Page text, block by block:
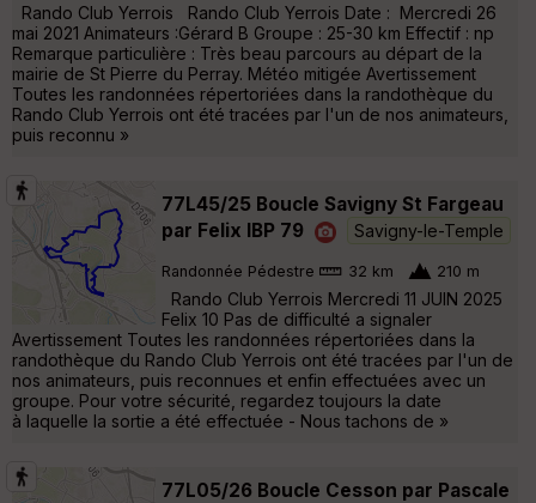
Rando Club Yerrois Rando Club Yerrois Date : Mercredi 26
mai 2021 Animateurs :Gérard B Groupe : 25-30 km Effectif : np
Remarque particulière : Très beau parcours au départ de la
mairie de St Pierre du Perray. Météo mitigée Avertissement
Toutes les randonnées répertoriées dans la randothèque du
Rando Club Yerrois ont été tracées par l'un de nos animateurs,
puis reconnu »
77L45/25 Boucle Savigny St Fargeau
par Felix IBP 79
Savigny-le-Temple
Randonnée Pédestre 32 km 210 m
Rando Club Yerrois Mercredi 11 JUIN 2025
Felix 10 Pas de difficulté a signaler
Avertissement Toutes les randonnées répertoriées dans la
randothèque du Rando Club Yerrois ont été tracées par l'un de
nos animateurs, puis reconnues et enfin effectuées avec un
groupe. Pour votre sécurité, regardez toujours la date
à laquelle la sortie a été effectuée - Nous tachons de »
77L05/26 Boucle Cesson par Pascale